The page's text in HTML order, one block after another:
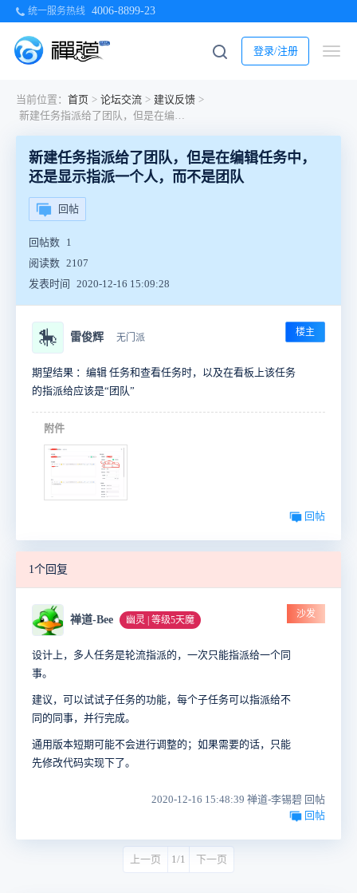
统一服务热线 4006-8899-23
登录/注册
当前位置： 首页 > 论坛交流 > 建议反馈 >
新建任务指派给了团队，但是在编辑任务中，还是显示指派一个人，而不是团队
新建任务指派给了团队，但是在编辑任务中，
还是显示指派一个人，而不是团队
回帖
回帖数 1
阅读数 2107
发表时间
2020-12-16 15:09:28
🎠 雷俊辉 无门派 楼主
期望结果 ：编辑 任务和查看任务时，以及在看板上该任务
的指派给应该是“团队”
附件
回帖
1个回复
禅道-Bee 幽灵 | 等级5天魔
沙发
设计上，多人任务是轮流指派的，一次只能指派给一个同
事。
建议，可以试试子任务的功能，每个子任务可以指派给不
同的同事，并行完成。
通用版本短期可能不会进行调整的； 如果需要的话，只能
先修改代码实现下了。
2020-12-16 15:48:39 禅道-李锡碧 回帖
回帖
上一页 1/1 下一页